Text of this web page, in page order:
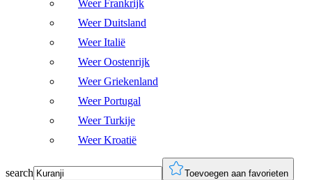
Weer Frankrijk
Weer Duitsland
Weer Italië
Weer Oostenrijk
Weer Griekenland
Weer Portugal
Weer Turkije
Weer Kroatië
search Toevoegen aan favorieten